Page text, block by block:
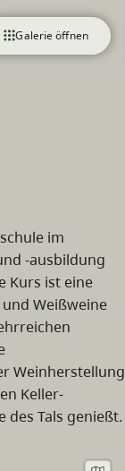
Galerie öffnen
im
-ausbildung
Kurs ist eine
Weißweine
Weinherstellung
Keller-
Tals genießt.